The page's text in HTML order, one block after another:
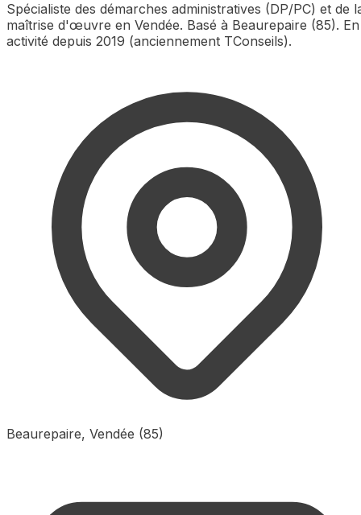
Spécialiste des démarches administratives (DP/PC) et de
maîtrise d'œuvre en Vendée. Basé à Beaurepaire (85). En
activité depuis 2019 (anciennement TConseils).
Beaurepaire, Vendée (85)